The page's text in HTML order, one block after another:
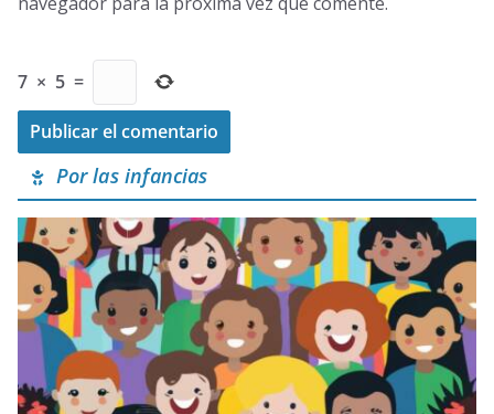
7 × 5 =
Por las infancias